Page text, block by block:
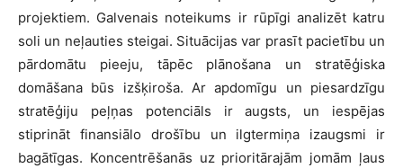
projektiem. Galvenais noteikums ir rūpīgi analizēt katru
soli un neļauties steigai. Situācijas var prasīt pacietību un
pārdomātu pieeju, tāpēc plānošana un stratēģiska
domāšana būs izšķiroša. Ar apdomīgu un piesardzīgu
stratēģiju peļņas potenciāls ir augsts, un iespējas
stiprināt finansiālo drošību un ilgtermiņa izaugsmi ir
bagātīgas. Koncentrēšanās uz prioritārajām jomām ļaus